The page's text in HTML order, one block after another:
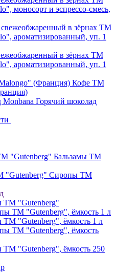
моносорт и эспрессо-смесь,
в зёрнах ТМ
ароматизированный, уп. 1
Кофе ТМ
Горячий шоколад
Бальзамы ТМ
Сиропы ТМ
ТМ "Gutenberg"
"Gutenberg", ёмкость 1 л
"Gutenberg", ёмкость 250